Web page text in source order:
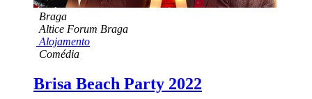
Braga
Altice Forum Braga
Alojamento
Comédia
Brisa Beach Party 2022